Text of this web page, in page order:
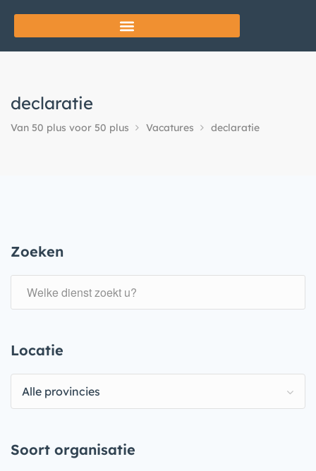
declaratie
Van 50 plus voor 50 plus Vacatures declaratie
Zoeken
Locatie
Alle provincies
Soort organisatie